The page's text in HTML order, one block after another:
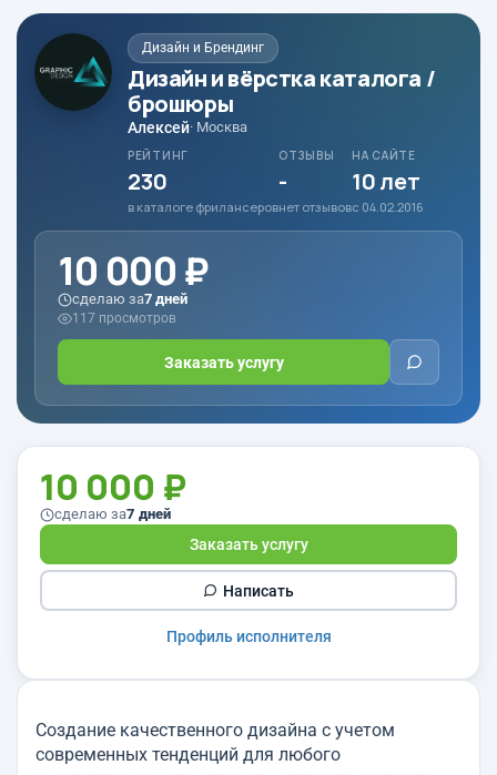
Дизайн и Брендинг
Дизайн и вёрстка каталога /
брошюры
Алексей· Москва
РЕЙТИНГ
230
в каталоге фрилансеров
ОТЗЫВЫ
-
нет отзывов
НА САЙТЕ
10 лет
с 04.02.2016
10 000 ₽
сделаю за7 дней
117 просмотров
Заказать услугу
Создание качественного дизайна с учетом
современных тенденций для любого
10 000 ₽
сделаю за7 дней
Заказать услугу
Написать
Профиль исполнителя